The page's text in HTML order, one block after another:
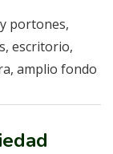
portones,
escritorio,
amplio fondo